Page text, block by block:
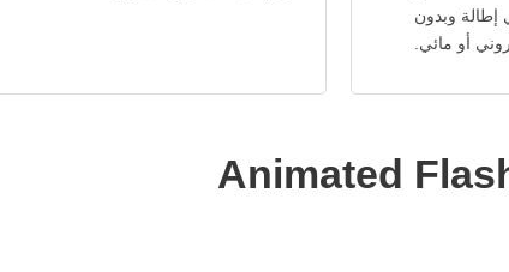
إطالة وبدون
أو مائي.
Animated